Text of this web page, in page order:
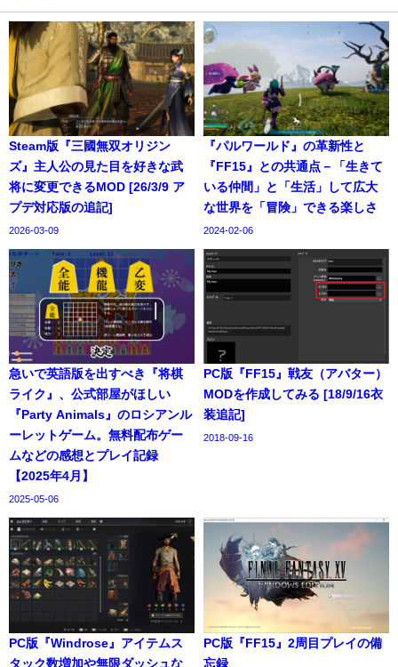
Steam版『三國無双オリジン
ズ』主人公の見た目を好きな武
将に変更できるMOD [26/3/9 ア
プデ対応版の追記]
2026-03-09
『パルワールド』の革新性と
『FF15』との共通点－「生きて
いる仲間」と「生活」して広大
な世界を「冒険」できる楽しさ
2024-02-06
急いで英語版を出すべき『将棋
ライク』、公式部屋がほしい
『Party Animals』のロシアンル
ーレットゲーム。無料配布ゲー
ムなどの感想とプレイ記録
【2025年4月】
2025-05-06
PC版『FF15』戦友（アバター）
MODを作成してみる [18/9/16衣
装追記]
2018-09-16
PC版『Windrose』アイテムス
タック数増加や無限ダッシュな
PC版『FF15』2周目プレイの備
忘録